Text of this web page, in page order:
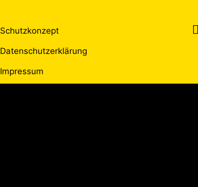
Schutzkonzept
Datenschutzerklärung
Impressum